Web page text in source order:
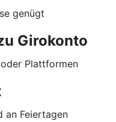
genügt
Girokonto
Plattformen
an Feiertagen